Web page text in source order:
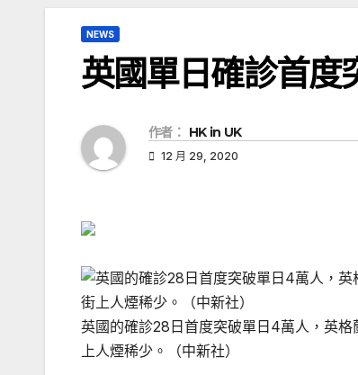
NEWS
英國單日確診首度
作者： HK in UK
12 月 29, 2020
英國的確診28日首度突破單日4萬人，英
上人煙稀少。（中新社）